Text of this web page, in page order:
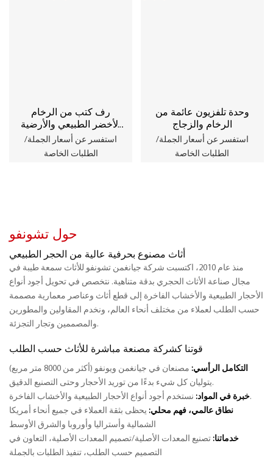
رف كتب من الرخام
الأخضر الطبيعي والأرضية
الخشبية
استفسر عن أسعار الجملة/
الطلبات الخاصة
وحدة تلفزيون عائمة من
الرخام والزجاج
استفسر عن أسعار الجملة/
الطلبات الخاصة
حول تشونفو
أثاث مصنوع بحرفية عالية من الحجر الطبيعي
منذ عام 2010، اكتسبت شركة جيانغمن تشونفو للأثاث سمعة طيبة في
مجال صناعة الأثاث الحجري بدقة متناهية. نتخصص في تحويل أجود أنواع
الأحجار الطبيعية والأخشاب الفاخرة إلى قطع أثاث وعناصر معمارية مصممة
حسب الطلب لعملاء من مختلف أنحاء العالم، ونخدم المقاولين والمطورين
والمصممين وتجار التجزئة.
قوتنا كشركة مصنعة مباشرة للأثاث حسب الطلب
التكامل الرأسي:
مصنعان في جيانغمن ويونفو (أكثر من 8000 متر مربع)
يتوليان كل شيء بدءًا من توريد الأحجار وحتى التصنيع الدقيق.
خبرة في المواد:نستخدم أجود أنواع الأحجار الطبيعية والأخشاب الفاخرة.
نطاق عالمي، فهم محلي: يحظى بثقة العملاء في جميع أنحاء أمريكا
الشمالية وأستراليا وأوروبا والشرق الأوسط
خدماتنا: تصنيع المعدات الأصلية/تصميم المعدات الأصلية، التعاون في
التصميم حسب الطلب، تنفيذ الطلبات بالجملة